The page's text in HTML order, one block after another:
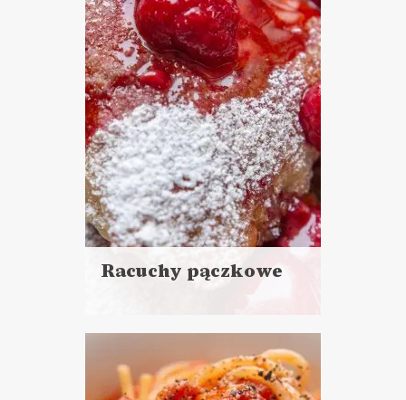
DANIA GŁÓWNE ZUPY
Racuchy pączkowe
więcej
pracy + 1 godzina wyrastania